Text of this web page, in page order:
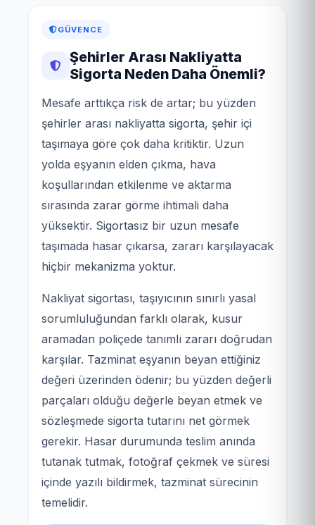
GÜVENCE
Şehirler Arası Nakliyatta
Sigorta Neden Daha Önemli?
Mesafe arttıkça risk de artar; bu yüzden
şehirler arası nakliyatta sigorta, şehir içi
taşımaya göre çok daha kritiktir. Uzun
yolda eşyanın elden çıkma, hava
koşullarından etkilenme ve aktarma
sırasında zarar görme ihtimali daha
yüksektir. Sigortasız bir uzun mesafe
taşımada hasar çıkarsa, zararı karşılayacak
hiçbir mekanizma yoktur.
Nakliyat sigortası, taşıyıcının sınırlı yasal
sorumluluğundan farklı olarak, kusur
aramadan poliçede tanımlı zararı doğrudan
karşılar. Tazminat eşyanın beyan ettiğiniz
değeri üzerinden ödenir; bu yüzden değerli
parçaları olduğu değerle beyan etmek ve
sözleşmede sigorta tutarını net görmek
gerekir. Hasar durumunda teslim anında
tutanak tutmak, fotoğraf çekmek ve süresi
içinde yazılı bildirmek, tazminat sürecinin
temelidir.